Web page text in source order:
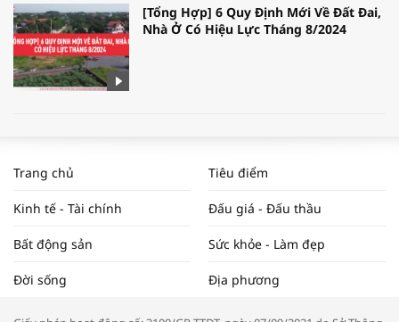
[Tổng Hợp] 6 Quy Định Mới Về Đất Đai,
Nhà Ở Có Hiệu Lực Tháng 8/2024
NAM NĂM 2024 VÀ NĂM 2025 | NHỊP
ĐẬP THỊ TRƯỜNG #62
Tọa đàm “Xúc tiến thương mại: Khơi
Trang chủ Tiêu điểm
Kinh tế - Tài chính Đấu giá - Đấu thầu
Bất động sản Sức khỏe - Làm đẹp
Đời sống Địa phương